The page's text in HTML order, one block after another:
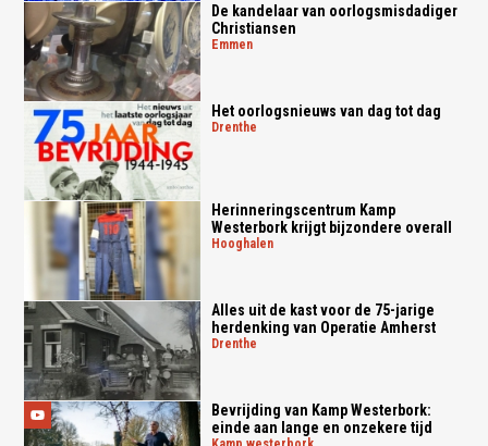
De kandelaar van oorlogsmisdadiger
Christiansen
emmen
Het oorlogsnieuws van dag tot dag
drenthe
Herinneringscentrum Kamp
Westerbork krijgt bijzondere overall
hooghalen
Alles uit de kast voor de 75-jarige
herdenking van Operatie Amherst
drenthe
Bevrijding van Kamp Westerbork:
einde aan lange en onzekere tijd